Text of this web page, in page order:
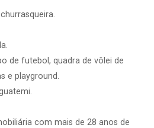
de futebol, quadra de vôlei de
e playground.
com mais de 28 anos de